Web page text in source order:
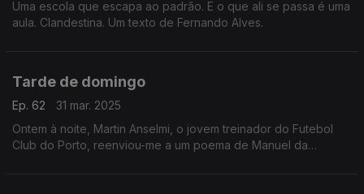
Uma escola que escapa ao padrão. E o que ali se passa é uma
aula. Clandestina. Um texto de Fernando Alves.
Tarde de domingo
Ep. 62
31 mar. 2025
Ontem à noite, Martin Anselmi, o jovem treinador do Futebol
Club do Porto, reenviou-me a um poema de Manuel da